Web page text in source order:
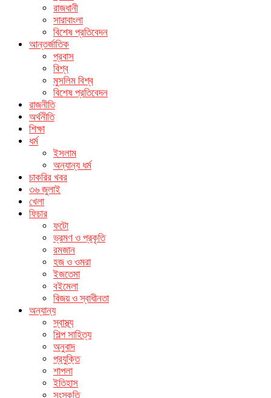
রাজধানী
সারাবাংলা
বিশেষ প্রতিবেদন
আন্তর্জাতিক
প্রবাস
বিশ্ব
মুসলিম বিশ্ব
বিশেষ প্রতিবেদন
রাজনীতি
অর্থনীতি
শিক্ষা
ধর্ম
ইসলাম
অন্যান্য ধর্ম
চাকরির খবর
৩৬ জুলাই
খেলা
ফিচার
ফটো
ভ্রমণ ও প্রকৃতি
রমজান
হজ ও ওমরা
ইজতেমা
বইমেলা
বিজয় ও স্বাধীনতা
অন্যান্য
স্বাস্থ্য
শিল্প সাহিত্য
অনুবাদ
প্রযুক্তি
শাপলা
ইতিহাস
সংস্কৃতি